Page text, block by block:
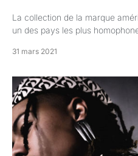
La collection de la marque
un des pays les plus
31 mars 2021